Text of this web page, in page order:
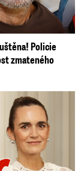
Policie
zmateného
od Ondřeje